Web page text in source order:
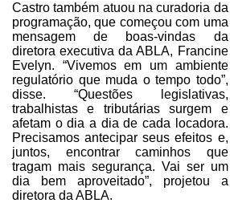
Castro também atuou na curadoria da
programação, que começou com uma
mensagem de boas-vindas da
diretora executiva da ABLA, Francine
Evelyn. “Vivemos em um ambiente
regulatório que muda o tempo todo”,
disse. “Questões legislativas,
trabalhistas e tributárias surgem e
afetam o dia a dia de cada locadora.
Precisamos antecipar seus efeitos e,
juntos, encontrar caminhos que
tragam mais segurança. Vai ser um
dia bem aproveitado”, projetou a
diretora da ABLA.